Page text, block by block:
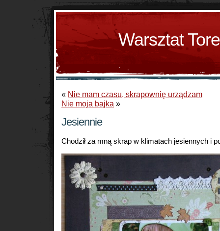
Warsztat
« Nie mam czasu, skrapownię urządzam
Nie moja bajka »
Jesiennie
Chodził za mną skrap w klimatach jesiennych i